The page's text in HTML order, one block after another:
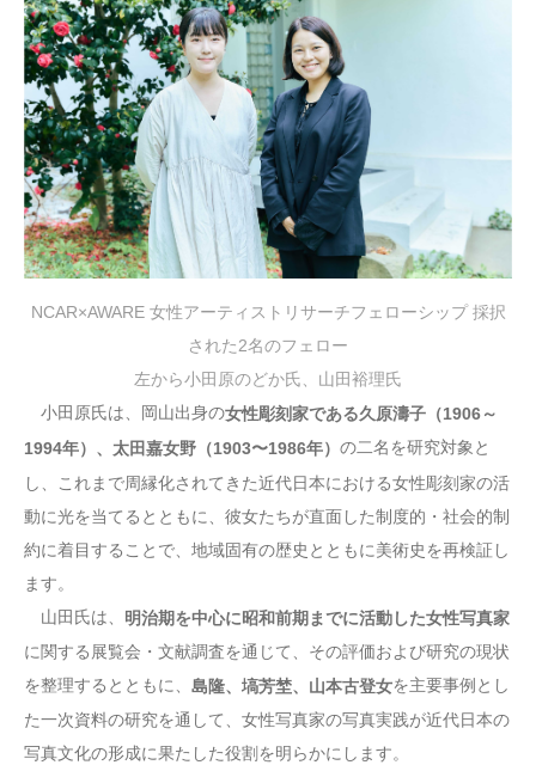
NCAR×AWARE 女性アーティストリサーチフェローシップ 採択
された2名のフェロー
左から小田原のどか氏、山田裕理氏
小田原氏は、岡山出身の女性彫刻家である久原濤子（1906～
1994年）、太田嘉女野（1903〜1986年） の二名を研究対象と
し、これまで周縁化されてきた近代日本における女性彫刻家の活
動に光を当てるとともに、彼女たちが直面した制度的・社会的制
約に着目することで、地域固有の歴史とともに美術史を再検証し
ます。
山田氏は、 明治期を中心に昭和前期までに活動した女性写真家
に関する展覧会・文献調査を通じて、その評価および研究の現状
を整理するとともに、 島隆、塙芳埜、山本古登女を主要事例とし
た一次資料の研究を通して、女性写真家の写真実践が近代日本の
写真文化の形成に果たした役割を明らかにします。